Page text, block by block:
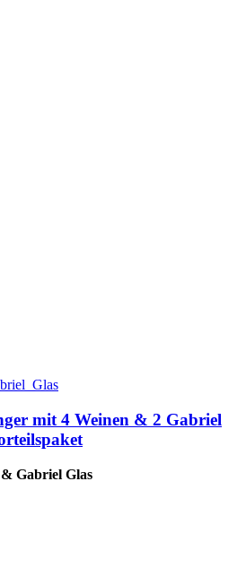
mit 4 Weinen & 2 Gabriel
Gabriel Glas